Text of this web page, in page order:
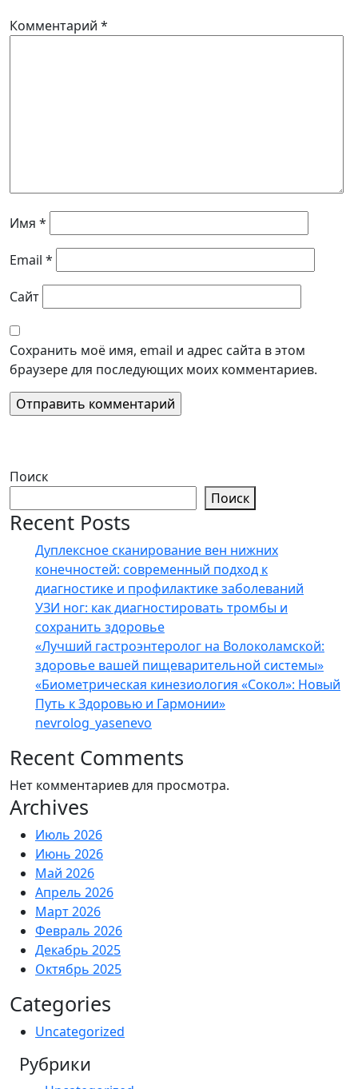
Комментарий *
Имя *
Email *
Сайт
Сохранить моё имя, email и адрес сайта в этом
браузере для последующих моих комментариев.
Поиск
Поиск
Recent Posts
Дуплексное сканирование вен нижних
конечностей: современный подход к
диагностике и профилактике заболеваний
УЗИ ног: как диагностировать тромбы и
сохранить здоровье
«Лучший гастроэнтеролог на Волоколамской:
здоровье вашей пищеварительной системы»
«Биометрическая кинезиология «Сокол»: Новый
Путь к Здоровью и Гармонии»
nevrolog_yasenevo
Recent Comments
Нет комментариев для просмотра.
Archives
Июль 2026
Июнь 2026
Май 2026
Апрель 2026
Март 2026
Февраль 2026
Декабрь 2025
Октябрь 2025
Categories
Uncategorized
Рубрики